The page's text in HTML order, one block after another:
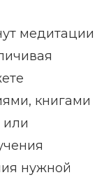
медитации
книгами
или
нужной